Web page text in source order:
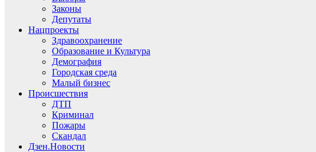
Законы
Депутаты
Нацпроекты
Здравоохранение
Образование и Культура
Демография
Городская среда
Малый бизнес
Происшествия
ДТП
Криминал
Пожары
Скандал
Дзен.Новости